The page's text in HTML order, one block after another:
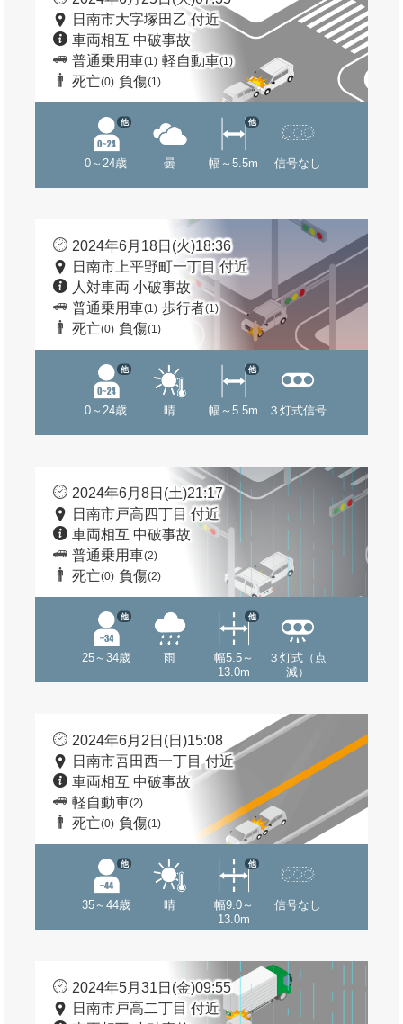
日南市大字塚田乙 付近
車両相互 中破事故
普通乗用車(1) 軽自動車(1)
死亡(0) 負傷(1)
0～24歳
他
曇 幅～5.5m
他
信号なし
2024年6月18日(火)18:36
日南市上平野町一丁目 付近
人対車両 小破事故
普通乗用車(1) 歩行者(1)
死亡(0) 負傷(1)
0～24歳
他
晴 幅～5.5m
他
３灯式信号
2024年6月8日(土)21:17
日南市戸高四丁目 付近
車両相互 中破事故
普通乗用車(2)
死亡(0) 負傷(2)
25～34歳
他
雨
幅5.5～
13.0m
他
３灯式（点
滅）
2024年6月2日(日)15:08
日南市吾田西一丁目 付近
車両相互 中破事故
軽自動車(2)
死亡(0) 負傷(1)
35～44歳
他
晴
幅9.0～
13.0m
他
信号なし
2024年5月31日(金)09:55
日南市戸高二丁目 付近